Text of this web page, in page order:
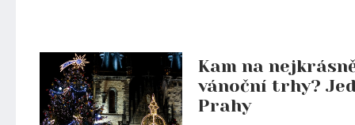
Kam na
vánoční trhy?
Prahy